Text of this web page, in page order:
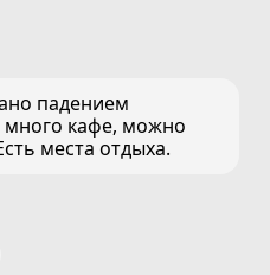
падением
много кафе, можно
места отдыха.